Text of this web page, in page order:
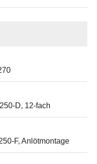
D, 12-fach
F, Anlötmontage